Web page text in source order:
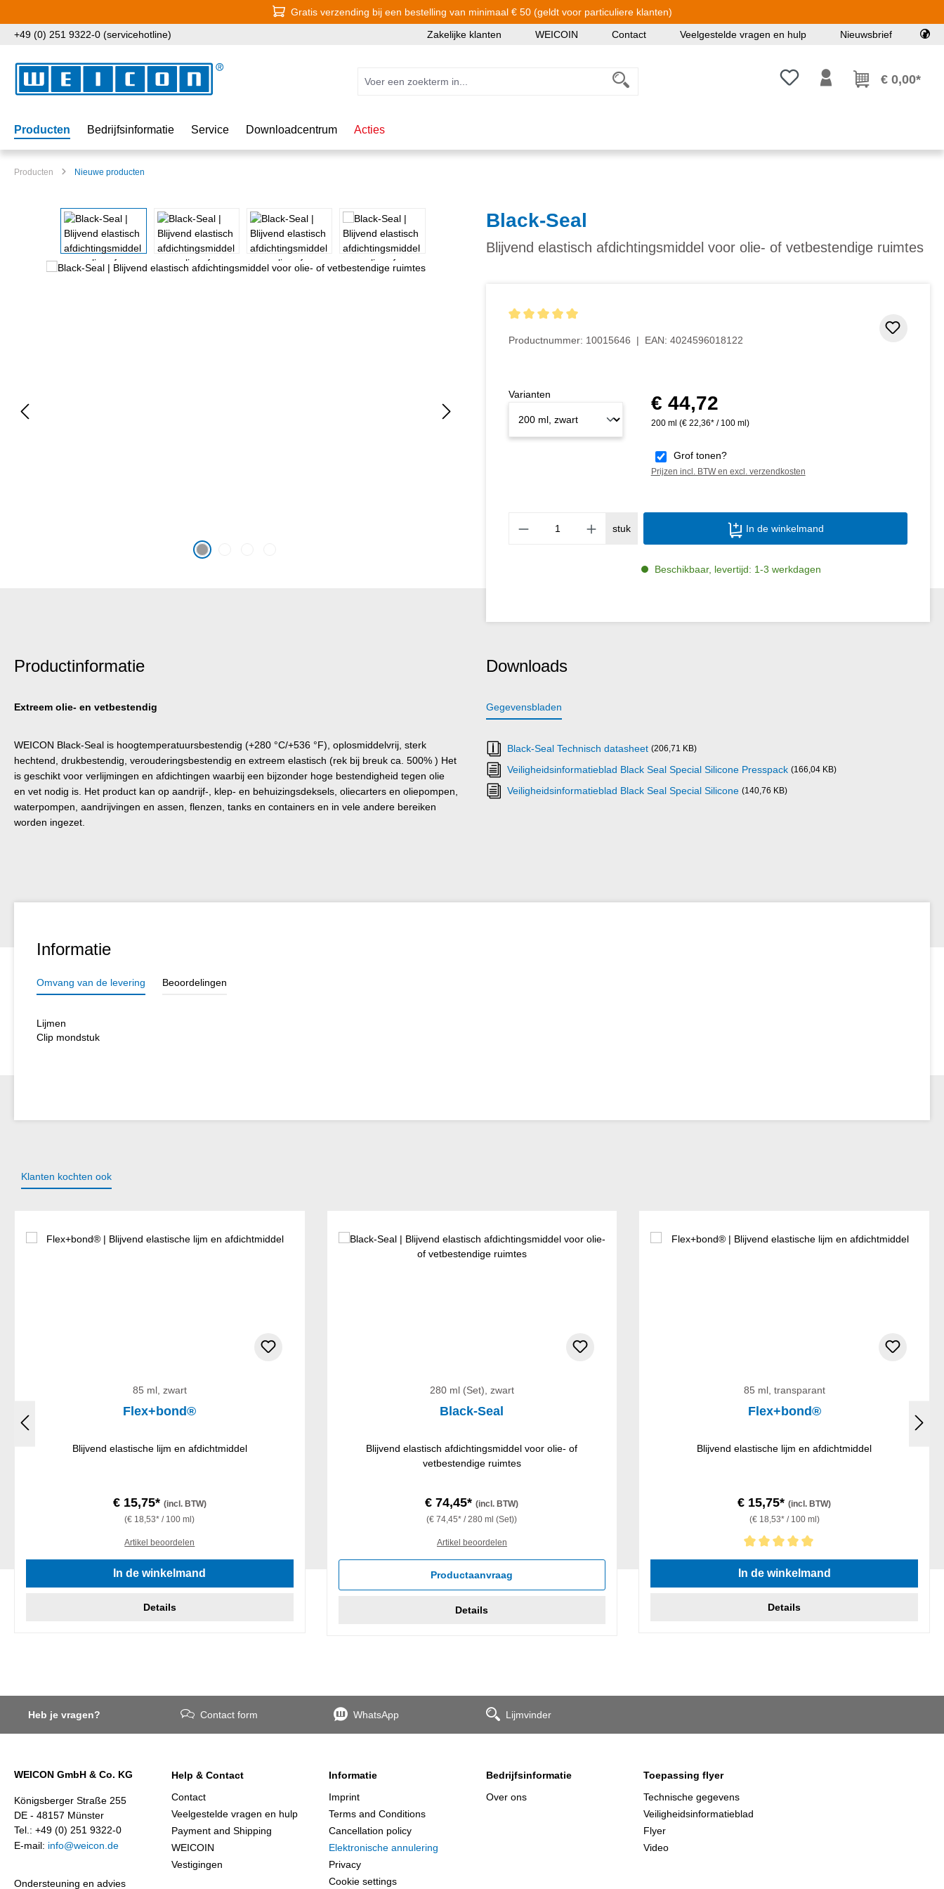
Gratis verzending bij een bestelling van minimaal € 50 (geldt voor particuliere klanten)
+49 (0) 251 9322-0 (servicehotline) Zakelijke klanten WEICOIN Contact Veelgestelde vragen en hulp Nieuwsbrief
Je hebt 0 items op je€ 0,00*
Producten Bedrijfsinformatie Service Downloadcentrum Acties
Producten Nieuwe producten
Afbeeldingengalerij overslaan Black-Seal
Blijvend elastisch afdichtingsmiddel voor olie- of vetbestendige ruimtes
Productnummer: 10015646 | EAN: 4024596018122
Normale prijs:
€ 44,72
200 ml (€ 22,36* / 100 ml)
Grof tonen?
Prijzen incl. BTW en excl. verzendkosten
Varianten
Producthoeveelheid: Voer de gewenste
stuk In de winkelmand
Beschikbaar, levertijd: 1-3 werkdagen
Productinformatie
Extreem olie- en vetbestendig
WEICON Black-Seal is hoogtemperatuursbestendig (+280 °C/+536 °F), oplosmiddelvrij, sterk
hechtend, drukbestendig, verouderingsbestendig en extreem elastisch (rek bij breuk ca. 500% ) Het
is geschikt voor verlijmingen en afdichtingen waarbij een bijzonder hoge bestendigheid tegen olie
en vet nodig is. Het product kan op aandrijf-, klep- en behuizingsdeksels, oliecarters en oliepompen,
waterpompen, aandrijvingen en assen, flenzen, tanks en containers en in vele andere bereiken
worden ingezet.
Downloads
Gegevensbladen
Black-Seal Technisch datasheet (206,71 KB)
Veiligheidsinformatieblad Black Seal Special Silicone Presspack (166,04 KB)
Veiligheidsinformatieblad Black Seal Special Silicone (140,76 KB)
Informatie
Omvang van de levering Beoordelingen
Lijmen
Clip mondstuk
Klanten kochten ook
85 ml, zwart
Flex+bond®
Blijvend elastische lijm en afdichtmiddel
€ 15,75* (incl. BTW)
(€ 18,53* / 100 ml)
Artikel beoordelen
In de winkelmand
Details
280 ml (Set), zwart
Black-Seal
Blijvend elastisch afdichtingsmiddel voor olie- of
vetbestendige ruimtes
€ 74,45*(incl. BTW)
(€ 74,45* / 280 ml (Set))
Artikel beoordelen
Productaanvraag
Details
85 ml, transparant
Flex+bond®
Blijvend elastische lijm en afdichtmiddel
€ 15,75*(incl. BTW)
(€ 18,53* / 100 ml)
Gemiddelde waardering van 5 van 5 sterren
In de winkelmand
Details
Heb je vragen? Contact form WhatsApp Lijmvinder
WEICON GmbH & Co. KG
Königsberger Straße 255
DE - 48157 Münster
Tel.: +49 (0) 251 9322-0
E-mail: info@weicon.de
Ondersteuning en advies
Help & Contact
Contact
Veelgestelde vragen en hulp
Payment and Shipping
WEICOIN
Vestigingen
Informatie
Imprint
Terms and Conditions
Cancellation policy
Elektronische annulering
Privacy
Cookie settings
Bedrijfsinformatie
Over ons
Toepassing flyer
Technische gegevens
Veiligheidsinformatieblad
Flyer
Video